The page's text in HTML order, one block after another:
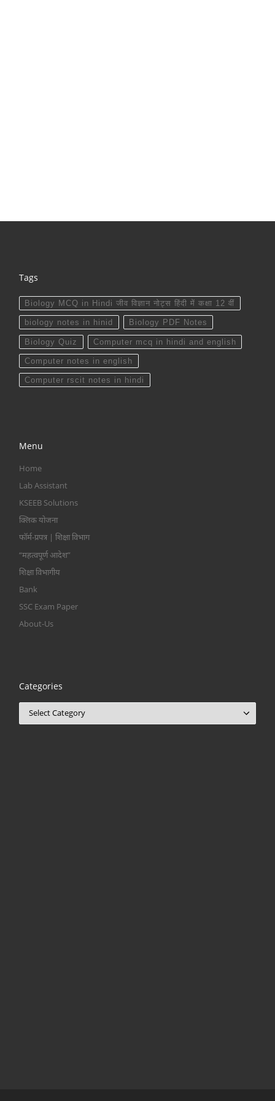
Tags
Biology MCQ in Hindi जीव विज्ञान नोट्स हिंदी में कक्षा 12 वीं
biology notes in hinid Biology PDF Notes
Biology Quiz Computer mcq in hindi and english
Computer notes in english
Computer rscit notes in hindi
Menu
Home
Lab Assistant
KSEEB Solutions
क्लिक योजना
फॉर्म-प्रपत्र | शिक्षा विभाग
“महत्वपूर्ण आदेश”
शिक्षा विभागीय
Bank
SSC Exam Paper
About-Us
Categories